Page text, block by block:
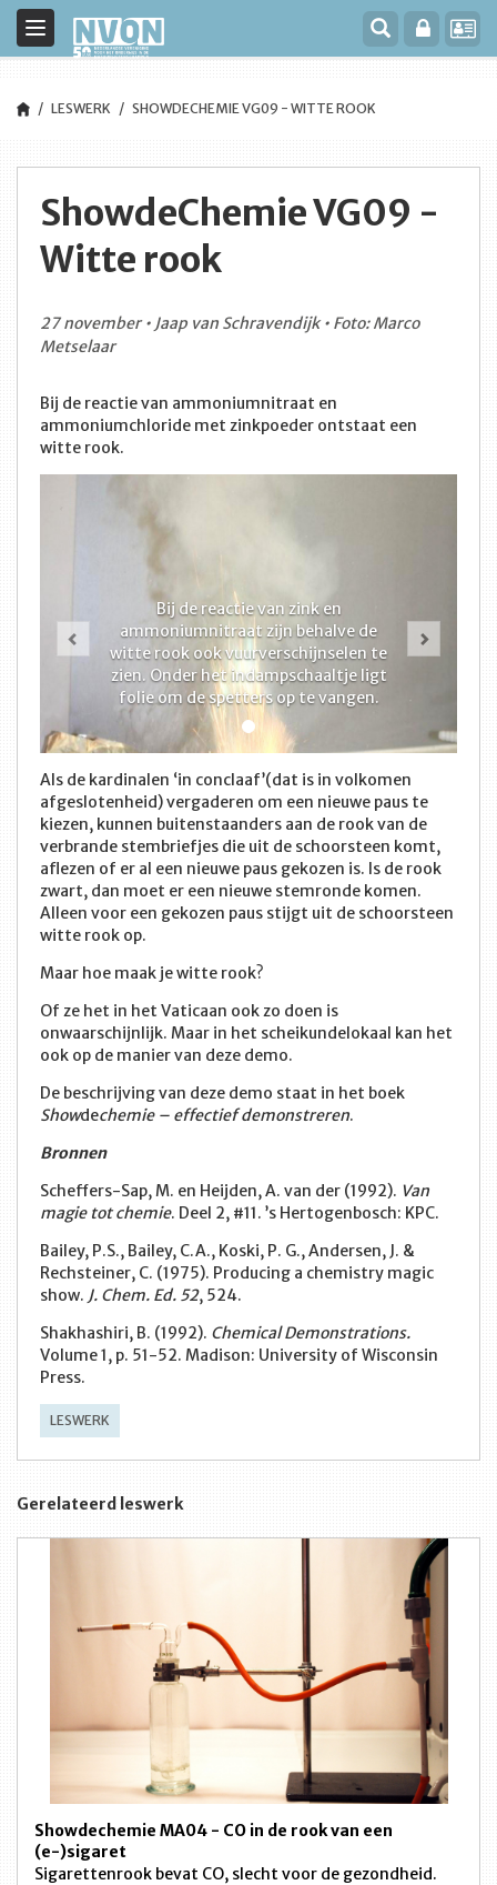
Toggle
navigation
LESWERK SHOWDECHEMIE VG09 - WITTE ROOK
ShowdeChemie VG09 -
Witte rook
27 november • Jaap van Schravendijk • Foto: Marco
Metselaar
Bij de reactie van ammoniumnitraat en
ammoniumchloride met zinkpoeder ontstaat een
witte rook.
Bij de reactie van zink en
ammoniumnitraat zijn behalve de
witte rook ook vuurverschijnselen te
zien. Onder het indampschaaltje ligt
folie om de spetters op te vangen.
Als de kardinalen ‘in conclaaf’(dat is in volkomen
afgeslotenheid) vergaderen om een nieuwe paus te
kiezen, kunnen buitenstaanders aan de rook van de
verbrande stembriefjes die uit de schoorsteen komt,
aflezen of er al een nieuwe paus gekozen is. Is de rook
zwart, dan moet er een nieuwe stemronde komen.
Alleen voor een gekozen paus stijgt uit de schoorsteen
witte rook op.
Maar hoe maak je witte rook?
Of ze het in het Vaticaan ook zo doen is
onwaarschijnlijk. Maar in het scheikundelokaal kan het
ook op de manier van deze demo.
De beschrijving van deze demo staat in het boek
Showdechemie – effectief demonstreren.
Bronnen
Scheffers-Sap, M. en Heijden, A. van der (1992). Van
magie tot chemie. Deel 2, #11. ’s Hertogenbosch: KPC.
Bailey, P.S., Bailey, C.A., Koski, P. G., Andersen, J. &
Rechsteiner, C. (1975). Producing a chemistry magic
show. J. Chem. Ed. 52, 524.
Shakhashiri, B. (1992). Chemical Demonstrations.
Volume 1, p. 51-52. Madison: University of Wisconsin
Press.
LESWERK
Gerelateerd leswerk
Showdechemie MA04 - CO in de rook van een
(e-)sigaret
Sigarettenrook bevat CO, slecht voor de gezondheid.